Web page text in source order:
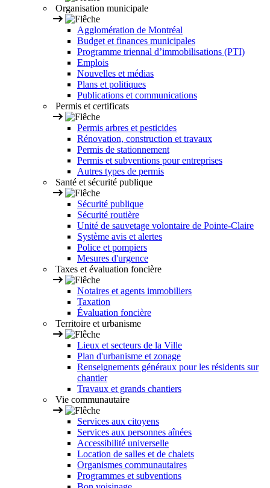
Organisation municipale
Agglomération de Montréal
Budget et finances municipales
Programme triennal d’immobilisations (PTI)
Emplois
Nouvelles et médias
Plans et politiques
Publications et communications
Permis et certificats
Permis arbres et pesticides
Rénovation, construction et travaux
Permis de stationnement
Permis et subventions pour entreprises
Autres types de permis
Santé et sécurité publique
Sécurité publique
Sécurité routière
Unité de sauvetage volontaire de Pointe-Claire
Système avis et alertes
Police et pompiers
Mesures d'urgence
Taxes et évaluation foncière
Notaires et agents immobiliers
Taxation
Évaluation foncière
Territoire et urbanisme
Lieux et secteurs de la Ville
Plan d'urbanisme et zonage
Renseignements généraux pour les résidents sur
chantier
Travaux et grands chantiers
Vie communautaire
Services aux citoyens
Services aux personnes aînées
Accessibilité universelle
Location de salles et de chalets
Organismes communautaires
Programmes et subventions